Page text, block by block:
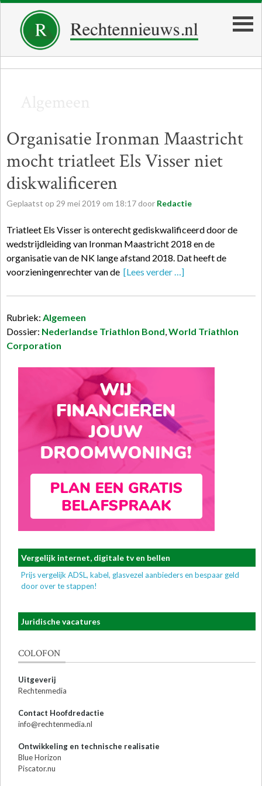
Organisatie Ironman Maastricht
mocht triatleet Els Visser niet
diskwalificeren
Geplaatst op 29 mei 2019 om 18:17 door Redactie
Triatleet Els Visser is onterecht gediskwalificeerd door de
wedstrijdleiding van Ironman Maastricht 2018 en de
organisatie van de NK lange afstand 2018. Dat heeft de
voorzieningenrechter van de [Lees verder …]
Rubriek: Algemeen
Dossier: Nederlandse Triathlon Bond,World Triathlon
Corporation
Vergelijk internet, digitale tv en bellen
Prijs vergelijk ADSL, kabel, glasvezel aanbieders en bespaar geld
door over te stappen!
Juridische vacatures
COLOFON
Uitgeverij
Rechtenmedia
Contact Hoofdredactie
info@rechtenmedia.nl
Ontwikkeling en technische realisatie
Blue Horizon
Piscator.nu